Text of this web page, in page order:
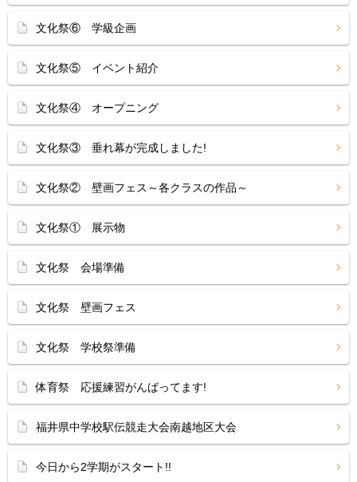
文化祭⑥ 学級企画
文化祭⑤ イベント紹介
文化祭④ オープニング
文化祭③ 垂れ幕が完成しました!
文化祭② 壁画フェス～各クラスの作品～
文化祭① 展示物
文化祭 会場準備
文化祭 壁画フェス
文化祭 学校祭準備
体育祭 応援練習がんばってます!
福井県中学校駅伝競走大会南越地区大会
今日から2学期がスタート!!